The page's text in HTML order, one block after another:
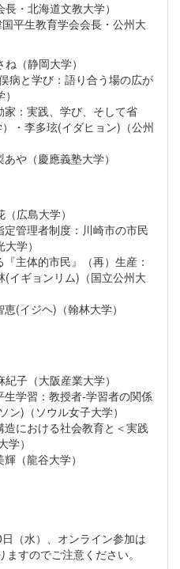
・北海道文教大学）
平生教育学会会長・公州大
（静岡大学）
と学び：語り合う場の広が
：実践、学び、そして省
・李多玹(イダヒョン)（公州
や（慶應義塾大学）
広島大学）
管理者制度：川崎市の市民
学）
主体的市民』（再）生産：
ギョンリム)（国立公州大
(イジヘ)（翰林大学）
（大阪産業大学）
学習：教授者-学習者の関係
)（ソウル女子大学）
における社会教育と＜実践
）
（龍谷大学）
（水）、オンライン参加は
すのでご注意ください。